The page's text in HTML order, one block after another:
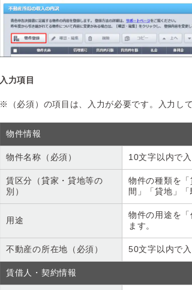
入力項目
※（必須）の項目は、入力が必要です。入力し
物件情報
物件名称（必須） 10文字以内で入
賃区分（貸家・貸地等の
別）
物件の種類を
間」「貸地」「
用途
物件の用途を
ます。
不動産の所在地（必須） 50文字以内で入
賃借人・契約情報